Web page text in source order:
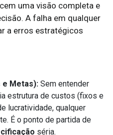
uma visão completa e
A falha em qualquer
a erros estratégicos
e Metas): Sem entender
estrutura de custos (fixos e
lucratividade, qualquer
É o ponto de partida de
séria.